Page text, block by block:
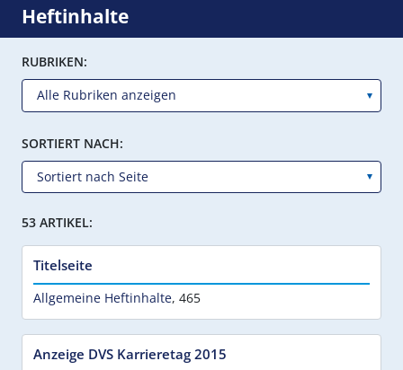
Heftinhalte
RUBRIKEN:
SORTIERT NACH:
53 ARTIKEL:
Titelseite
Allgemeine Heftinhalte, 465
Anzeige DVS Karrieretag 2015